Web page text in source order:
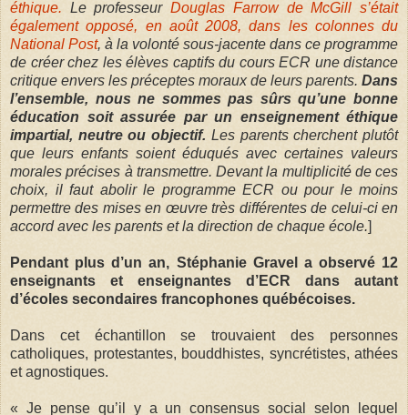
éthique. Le professeurDouglas Farrow de McGill s’était
également opposé, en août 2008, dans les colonnes du
National Post, à la volonté sous-jacente dans ce programme
de créer chez les élèves captifs du cours ECR une distance
critique envers les préceptes moraux de leurs parents. Dans
l’ensemble, nous ne sommes pas sûrs qu’une bonne
éducation soit assurée par un enseignement éthique
impartial, neutre ou objectif. Les parents cherchent plutôt
que leurs enfants soient éduqués avec certaines valeurs
morales précises à transmettre. Devant la multiplicité de ces
choix, il faut abolir le programme ECR ou pour le moins
permettre des mises en œuvre très différentes de celui-ci en
accord avec les parents et la direction de chaque école.]
Pendant plus d’un an, Stéphanie Gravel a observé 12
enseignants et enseignantes d’ECR dans autant
d’écoles secondaires francophones québécoises.
Dans cet échantillon se trouvaient des personnes
catholiques, protestantes, bouddhistes, syncrétistes, athées
et agnostiques.
« Je pense qu’il y a un consensus social selon lequel